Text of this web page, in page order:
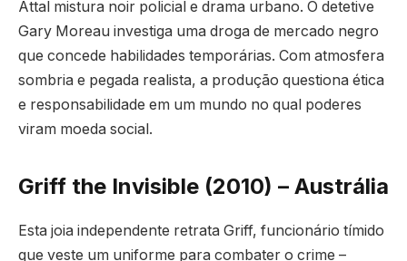
Attal mistura noir policial e drama urbano. O detetive
Gary Moreau investiga uma droga de mercado negro
que concede habilidades temporárias. Com atmosfera
sombria e pegada realista, a produção questiona ética
e responsabilidade em um mundo no qual poderes
viram moeda social.
Griff the Invisible (2010) – Austrália
Esta joia independente retrata Griff, funcionário tímido
que veste um uniforme para combater o crime –